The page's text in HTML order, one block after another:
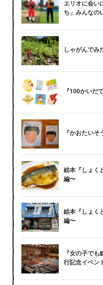
エリオに会
ち」みんなの
しゃがんでみ
『100かいだ
『かおたいそ
絵本『しょく
編〜
絵本『しょく
編〜
『女の子で
行記念イベン